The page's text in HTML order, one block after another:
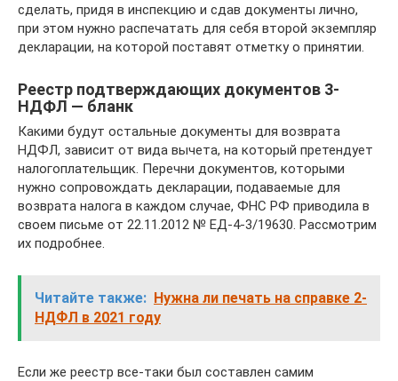
сделать, придя в инспекцию и сдав документы лично,
при этом нужно распечатать для себя второй экземпляр
декларации, на которой поставят отметку о принятии.
Реестр подтверждающих документов 3-
НДФЛ — бланк
Какими будут остальные документы для возврата
НДФЛ, зависит от вида вычета, на который претендует
налогоплательщик. Перечни документов, которыми
нужно сопровождать декларации, подаваемые для
возврата налога в каждом случае, ФНС РФ приводила в
своем письме от 22.11.2012 № ЕД-4-3/19630. Рассмотрим
их подробнее.
Читайте также: Нужна ли печать на справке 2-
НДФЛ в 2021 году
Если же реестр все-таки был составлен самим